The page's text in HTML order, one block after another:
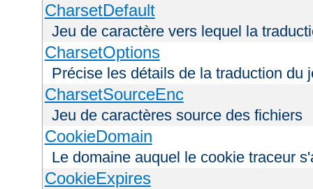
CharsetDefault
Jeu de caractère vers lequel la
CharsetOptions
Précise les détails de la traduction du
CharsetSourceEnc
Jeu de caractères source des fichiers
CookieDomain
Le domaine auquel le cookie traceur
CookieExpires